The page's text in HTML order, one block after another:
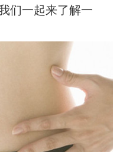
们一起来了解一